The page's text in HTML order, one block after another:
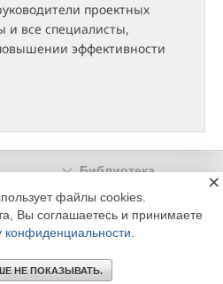
проектных
и все специалисты,
эффективности
Библиотека
Реклама
дом «МЕДИА ТЕХНОЛОДЖИ» +7 (495) 665-00-
файлы cookies.
Вы соглашаетесь и принимаете
конфиденциальности
НЕ ПОКАЗЫВАТЬ.
×